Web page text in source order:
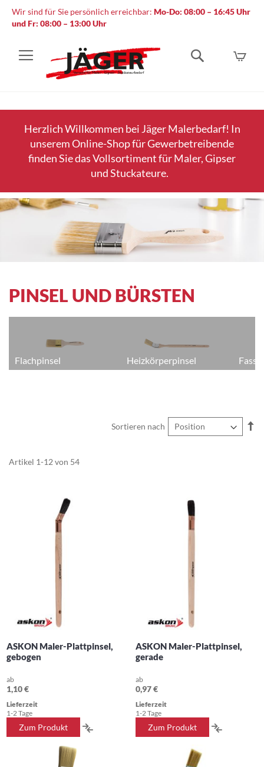
Wir sind für Sie persönlich erreichbar: Mo-Do: 08:00 – 16:45 Uhr
und Fr: 08:00 – 13:00 Uhr
Herzlich Willkommen bei Jäger Malerbedarf! In
unserem Online-Shop für Gewerbetreibende
finden Sie das Vollsortiment für Maler, Gipser
und Stuckateure.
PINSEL UND BÜRSTEN
Flachpinsel Heizkörperpinsel
Artikel 1-12 von 54
Sortieren nach
ASKON Maler-Plattpinsel,
gebogen
ab
1,10 €
Lieferzeit
1-2 Tage
Zum Produkt
ASKON Maler-Plattpinsel,
gerade
ab
0,97 €
Lieferzeit
1-2 Tage
Zum Produkt